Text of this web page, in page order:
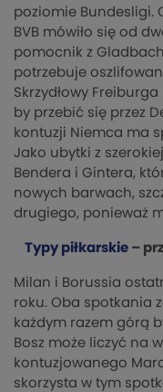
poziomie Bundesligi.
BVB mówiło się od
pomocnik z
potrzebuje
Skrzydłowy
by przebić się przez
kontuzji Niemca ma
Jako ubytki z
Bendera i Gintera,
nowych barwach,
drugiego, ponieważ
Typy piłkarskie –
Milan i Borussia
roku. Oba spotkania
każdym razem górą
Bosz może liczyć na
kontuzjowanego
skorzysta w tym